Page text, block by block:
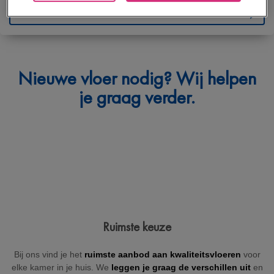
Contacteer ons
Geef hieronder je vraag in en we bezorgen je spoedig een
(indien nodig).
Nieuwe vloer nodig? Wij helpen
je graag verder.
Ruimste keuze
Bij ons vind je het ruimste aanbod aan kwaliteitsvloeren voor
elke kamer in je huis. We leggen je graag de verschillen uit en